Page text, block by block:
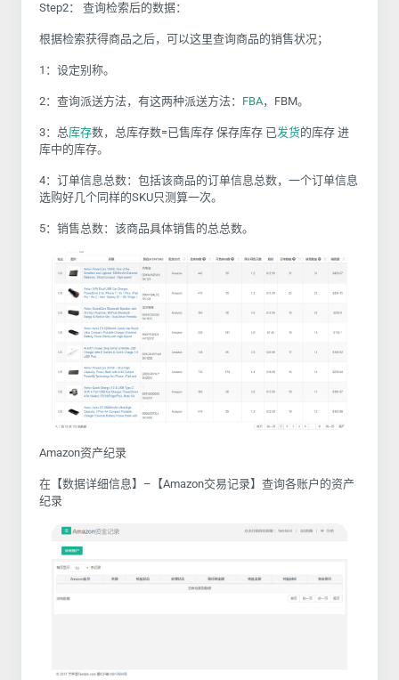
Step2： 查询检索后的数据：
根据检索获得商品之后，可以这里查询商品的销售状况；
1：设定别称。
2：查询派送方法，有这两种派送方法： FBA，FBM。
3：总库存数，总库存数=已售库存 保存库存 已发货的库存 进
库中的库存。
4：订单信息总数：包括该商品的订单信息总数，一个订单信息
选购好几个同样的SKU只测算一次。
5：销售总数：该商品具体销售的总总数。
Amazon资产纪录
在【数据详细信息】–【Amazon交易记录】查询各账户的资产
纪录